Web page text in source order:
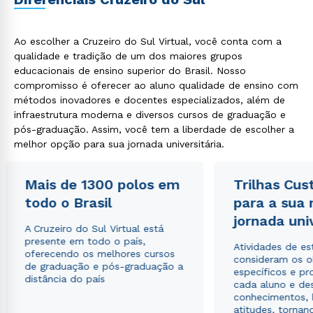
Ao escolher a Cruzeiro do Sul Virtual, você conta com a
qualidade e tradição de um dos maiores grupos
educacionais de ensino superior do Brasil. Nosso
compromisso é oferecer ao aluno qualidade de ensino com
métodos inovadores e docentes especializados, além de
infraestrutura moderna e diversos cursos de graduação e
pós-graduação. Assim, você tem a liberdade de escolher a
melhor opção para sua jornada universitária.
Mais de 1300 polos em
todo o Brasil
A Cruzeiro do Sul Virtual está
presente em todo o país,
oferecendo os melhores cursos
de graduação e pós-graduação a
distância do país
Trilhas
para a sua
jornada
Atividades de
consideram os
específicos e
cada aluno e
conhecimentos,
atitudes,
Rápido e fácil
WhatsApp
Política de Privacidade.
autorizo que meus dados sejam utilizados para o
envio de conteúdos da Cruzeiro do Sul.